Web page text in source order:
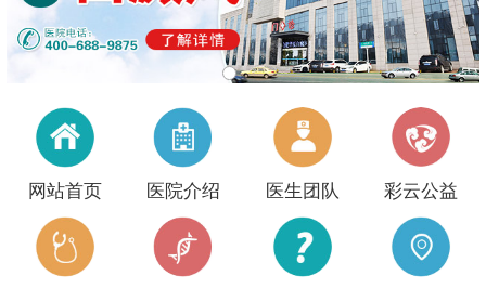
网站首页 医院介绍 医生团队 彩云公益